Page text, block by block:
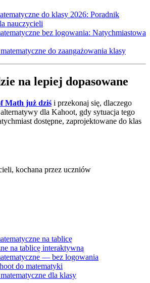
do klasy 2026: Poradnik
nauczycieli
bez logowania: Natychmiastowa
do zaangażowania klasy
na lepiej dopasowane
Math już dziś i przekonaj się, dlaczego
dla Kahoot, gdy sytuacja tego
dostępne, zaprojektowane do klas
kochana przez uczniów
na tablicę
na tablicę interaktywną
— bez logowania
do matematyki
dla klasy